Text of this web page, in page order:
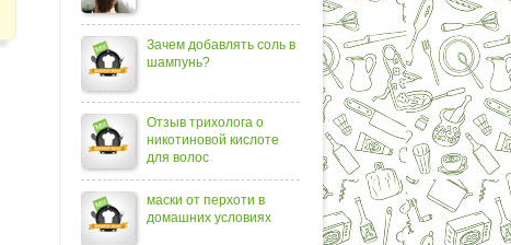
Зачем добавлять соль в
шампунь?
Отзыв трихолога о
никотиновой кислоте
для волос
маски от перхоти в
домашних условиях